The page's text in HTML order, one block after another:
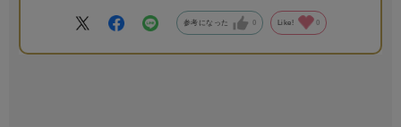
参考になった 0 Like! 0